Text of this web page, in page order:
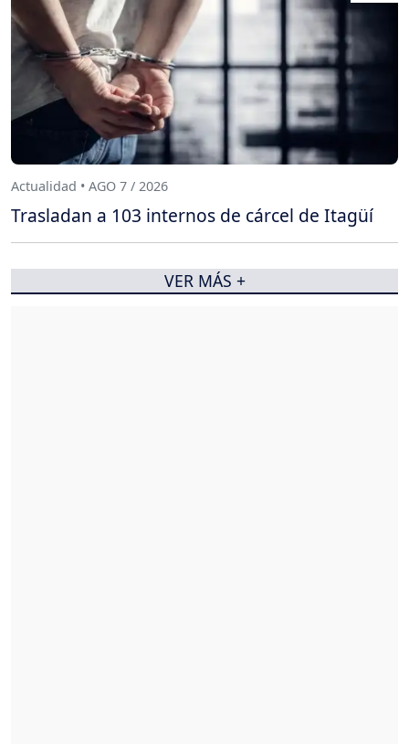
Actualidad • AGO 7 / 2026
Trasladan a 103 internos de cárcel de Itagüí
VER MÁS +